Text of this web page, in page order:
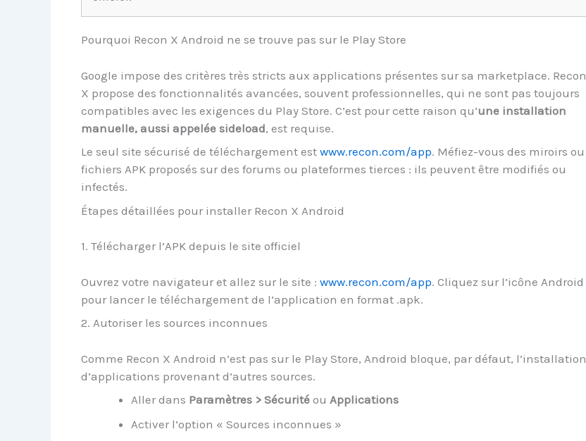
Pourquoi Recon X Android ne se trouve pas sur le Play Store
Google impose des critères très stricts aux applications présentes sur sa marketplace. Recon
X propose des fonctionnalités avancées, souvent professionnelles, qui ne sont pas toujours
compatibles avec les exigences du Play Store. C’est pour cette raison qu’une installation
manuelle, aussi appelée sideload, est requise.
Le seul site sécurisé de téléchargement est www.recon.com/app. Méfiez-vous des miroirs ou
fichiers APK proposés sur des forums ou plateformes tierces : ils peuvent être modifiés ou
infectés.
Étapes détaillées pour installer Recon X Android
1. Télécharger l’APK depuis le site officiel
Ouvrez votre navigateur et allez sur le site : www.recon.com/app. Cliquez sur l’icône Android
pour lancer le téléchargement de l’application en format .apk.
2. Autoriser les sources inconnues
Comme Recon X Android n’est pas sur le Play Store, Android bloque, par défaut, l’installation
d’applications provenant d’autres sources.
Aller dans Paramètres > Sécuritéou Applications
Activer l’option « Sources inconnues »